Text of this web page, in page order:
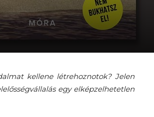
kellene létrehoznotok? Jelen
egy elképzelhetetlen